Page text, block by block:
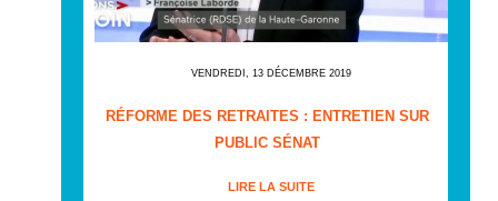
VENDREDI, 13 DÉCEMBRE 2019
RÉFORME DES RETRAITES : ENTRETIEN SUR
PUBLIC SÉNAT
LIRE LA SUITE